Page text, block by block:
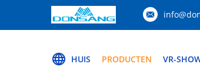
HUIS PRODUCTEN VR-